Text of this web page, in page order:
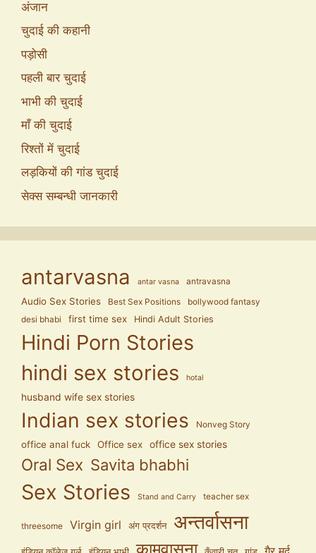
अंजान
चुदाई की कहानी
पड़ोसी
पहली बार चुदाई
भाभी की चुदाई
माँ की चुदाई
रिश्तों में चुदाई
लड़कियों की गांड चुदाई
सेक्स सम्बन्धी जानकारी
antarvasna antar vasna antravasna
Audio Sex Stories Best Sex Positions
bollywood fantasy
desi bhabi
first time sex Hindi Adult Stories
Hindi Porn Stories
hindi sex stories
hotal
husband wife sex stories
Indian sex stories Nonveg Story
office anal fuck Office sex office sex stories
Oral Sex Savita bhabhi
Sex Stories Stand and Carry teacher sex
threesome Virgin girl अंग प्रदर्शन अन्तर्वासना